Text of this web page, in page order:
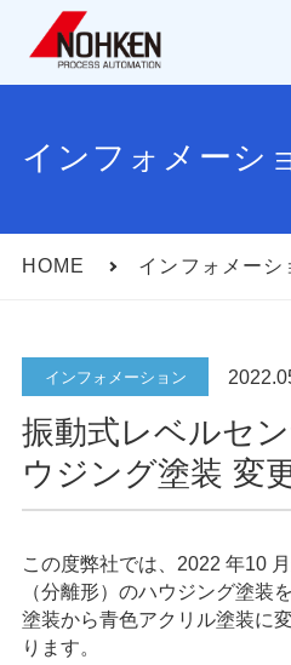
インフォメーシ
HOME インフォメーシ
インフォメーション
振動式レベルセ
ウジング塗装 変
この度弊社では、 2022 年10
（分離形）のハウジング塗装
塗装から青色アクリル塗装に
ります。